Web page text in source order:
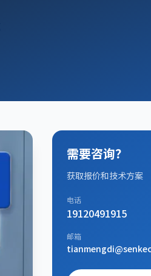
需要咨询？
获取报价和技术方案
电话
19120491915
邮箱